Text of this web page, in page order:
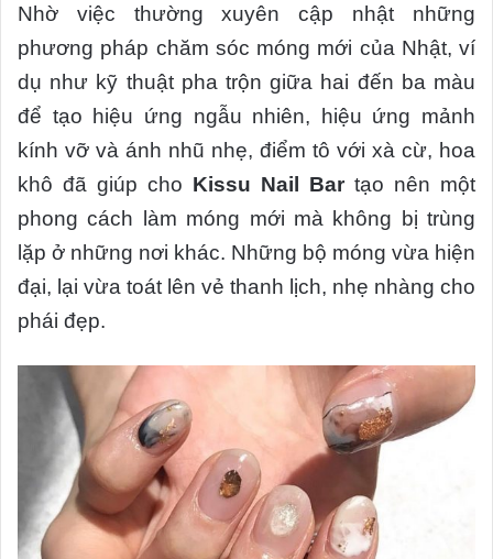
Nhờ việc thường xuyên cập nhật những
phương pháp chăm sóc móng mới của Nhật, ví
dụ như kỹ thuật pha trộn giữa hai đến ba màu
để tạo hiệu ứng ngẫu nhiên, hiệu ứng mảnh
kính vỡ và ánh nhũ nhẹ, điểm tô với xà cừ, hoa
khô đã giúp cho Kissu Nail Bartạo nên một
phong cách làm móng mới mà không bị trùng
lặp ở những nơi khác. Những bộ móng vừa hiện
đại, lại vừa toát lên vẻ thanh lịch, nhẹ nhàng cho
phái đẹp.